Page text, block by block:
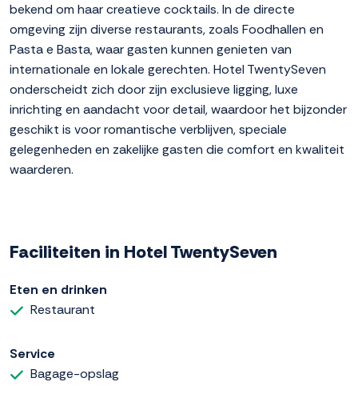
bekend om haar creatieve cocktails. In de directe
omgeving zijn diverse restaurants, zoals Foodhallen en
Pasta e Basta, waar gasten kunnen genieten van
internationale en lokale gerechten. Hotel TwentySeven
onderscheidt zich door zijn exclusieve ligging, luxe
inrichting en aandacht voor detail, waardoor het bijzonder
geschikt is voor romantische verblijven, speciale
gelegenheden en zakelijke gasten die comfort en kwaliteit
waarderen.
Faciliteiten in Hotel TwentySeven
Eten en drinken
Restaurant
Service
Bagage-opslag